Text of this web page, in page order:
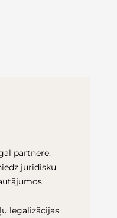
partnere.
juridisku
legalizācijas